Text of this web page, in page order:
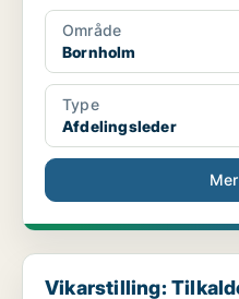
Område
Bornholm
Type
Afdelingsleder
Vikarstilling: Tilkalde vikar til
Vikarstilling: